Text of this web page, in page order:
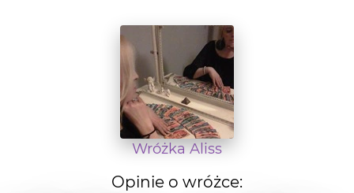
Wróżka Aliss
Opinie o wróżce: